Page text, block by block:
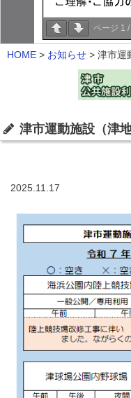
ページ 1 /
HOME > お知らせ > 津市運
津市運動施設（津
2025.11.17